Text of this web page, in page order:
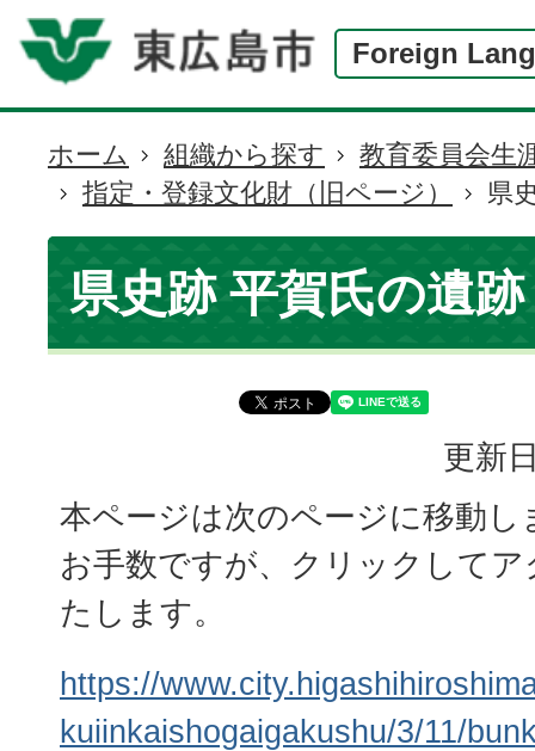
Foreign
現
在
の
位
置
ホーム 組織から探す
教育委員会生
指定・登録文化財（旧ページ）
県
県史跡 平賀氏の遺跡
更新
本ページは次のページに移動し
お手数ですが、クリックして
たします。
https://
kuiinkaishogaigakushu/3/11/